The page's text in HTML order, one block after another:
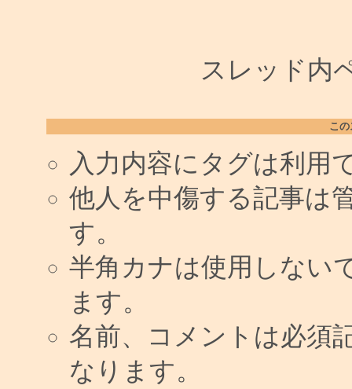
スレッド内
こ
入力内容にタグは利用
他人を中傷する記事は
す。
半角カナは使用しない
ます。
名前、コメントは必須
なります。